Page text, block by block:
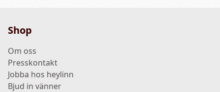
Shop
Om oss
Presskontakt
Jobba hos heylinn
Bjud in vänner